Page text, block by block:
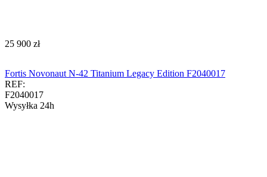
‍25 900‍ zł
Fortis Novonaut N-42 Titanium Legacy Edition F2040017
REF:
F2040017
Wysyłka 24h